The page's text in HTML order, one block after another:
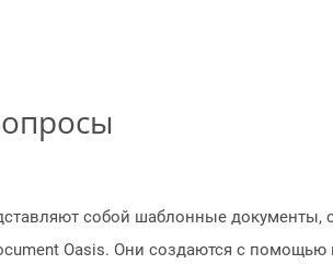
собой шаблонные документы,
Oasis. Они создаются с